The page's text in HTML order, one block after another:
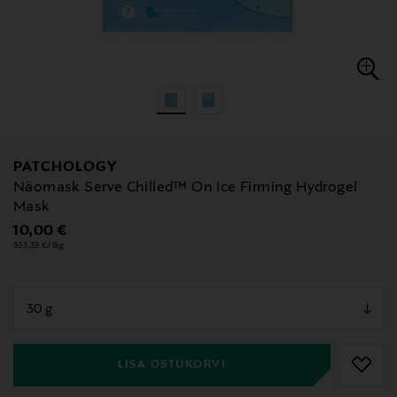
PATCHOLOGY
Näomask Serve Chilled™ On Ice Firming Hydrogel
Mask
Original Price
10,00 €
333,33 €/1kg
LISA OSTUKORVI
null